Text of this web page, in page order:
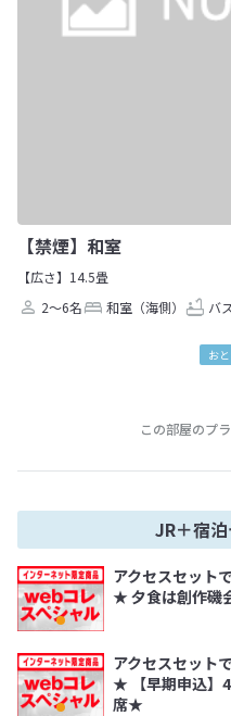
【禁煙】和室
【広さ】14.5畳
2～6名
和室（海側） バス
お
この部屋のプ
JR＋宿
アクセスセット
★ 夕食は創作磯
アクセスセット
★ 【早期申込】
席★